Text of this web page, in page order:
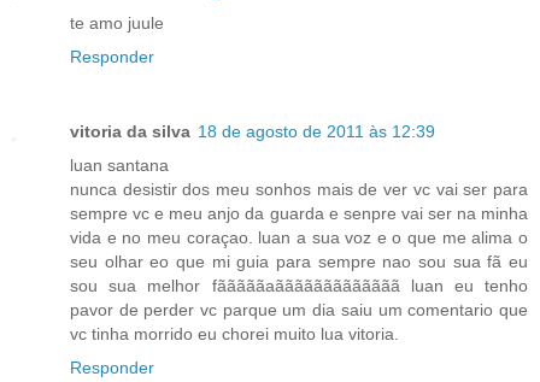
te amo juule
Responder
vitoria da silva 18 de agosto de 2011 às 12:39
luan santana
nunca desistir dos meu sonhos mais de ver vc vai ser para
sempre vc e meu anjo da guarda e senpre vai ser na minha
vida e no meu coraçao. luan a sua voz e o que me alima o
seu olhar eo que mi guia para sempre nao sou sua fã eu
sou sua melhor fãããããaããããããããããããã luan eu tenho
pavor de perder vc parque um dia saiu um comentario que
vc tinha morrido eu chorei muito lua vitoria.
Responder